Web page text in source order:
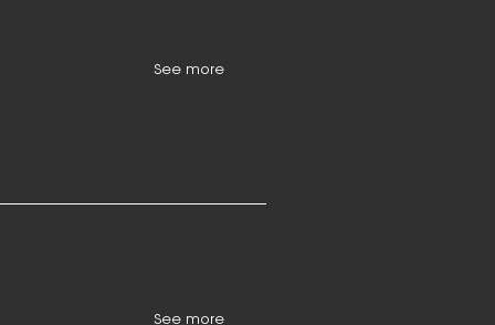
See more
See more